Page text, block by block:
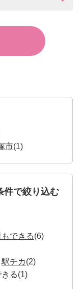
市(1)
件で絞り込む
できる(6)
駅チカ(2)
る(1)